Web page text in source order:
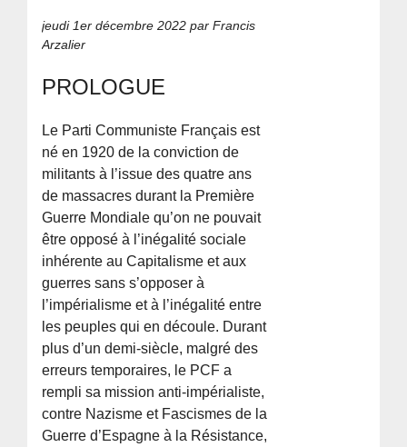
jeudi 1er décembre 2022 par Francis
Arzalier
PROLOGUE
Le Parti Communiste Français est
né en 1920 de la conviction de
militants à l’issue des quatre ans
de massacres durant la Première
Guerre Mondiale qu’on ne pouvait
être opposé à l’inégalité sociale
inhérente au Capitalisme et aux
guerres sans s’opposer à
l’impérialisme et à l’inégalité entre
les peuples qui en découle. Durant
plus d’un demi-siècle, malgré des
erreurs temporaires, le PCF a
rempli sa mission anti-impérialiste,
contre Nazisme et Fascismes de la
Guerre d’Espagne à la Résistance,